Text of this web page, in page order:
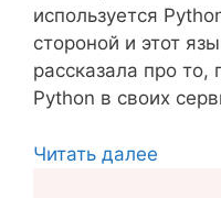
используется
стороной и этот
рассказала про то,
Python в своих
Читать далее